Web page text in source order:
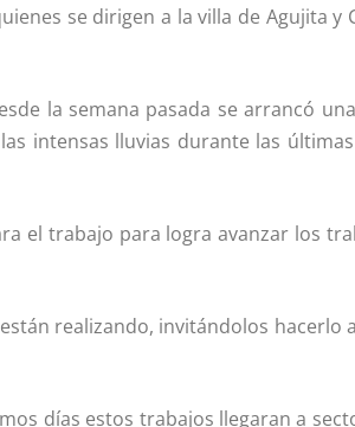
se dirigen a la villa de Agujita y
la semana pasada se arrancó
intensas lluvias durante las
el trabajo para logra avanzar los
realizando, invitándolos hacerlo
dí­as estos trabajos llegaran a